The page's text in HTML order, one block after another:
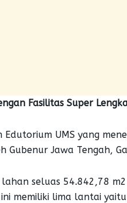
Fasilitas Super
Edutorium UMS yang
Gubenur Jawa Tengah,
seluas 54.842,78
memiliki lima lantai